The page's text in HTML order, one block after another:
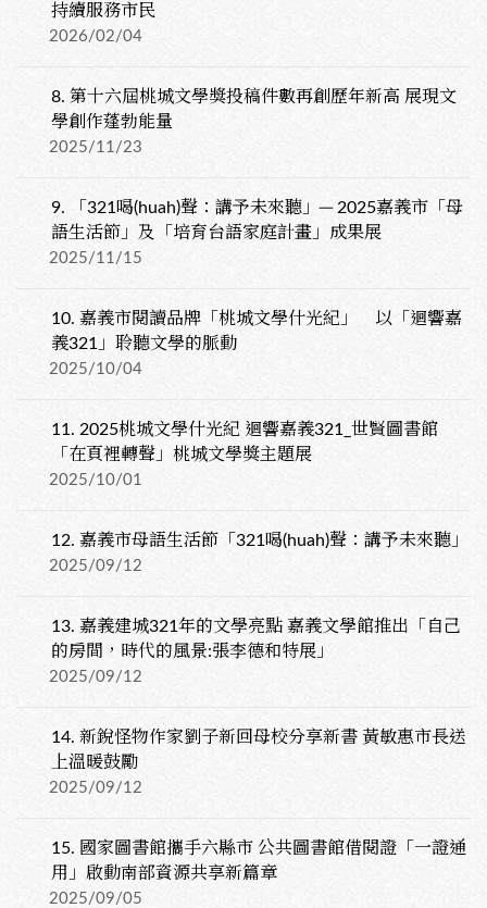
持續服務市民
2026/02/04
8. 第十六屆桃城文學獎投稿件數再創歷年新高 展現文
學創作蓬勃能量
2025/11/23
9.
「321喝(huah)聲：講予未來聽」─ 2025嘉義市「母
語生活節」及「培育台語家庭計畫」成果展
2025/11/15
10. 嘉義市閱讀品牌「桃城文學什光紀」 以「迴響嘉
義321」聆聽文學的脈動
2025/10/04
11. 2025桃城文學什光紀 迴響嘉義321_世賢圖書館
「在頁裡轉聲」桃城文學獎主題展
2025/10/01
12. 嘉義市母語生活節「321喝(huah)聲：講予未來聽」
2025/09/12
13. 嘉義建城321年的文學亮點 嘉義文學館推出「自己
的房間，時代的風景:張李德和特展」
2025/09/12
14. 新銳怪物作家劉子新回母校分享新書 黃敏惠市長送
上溫暖鼓勵
2025/09/12
15. 國家圖書館攜手六縣市 公共圖書館借閱證「一證通
用」啟動南部資源共享新篇章
2025/09/05